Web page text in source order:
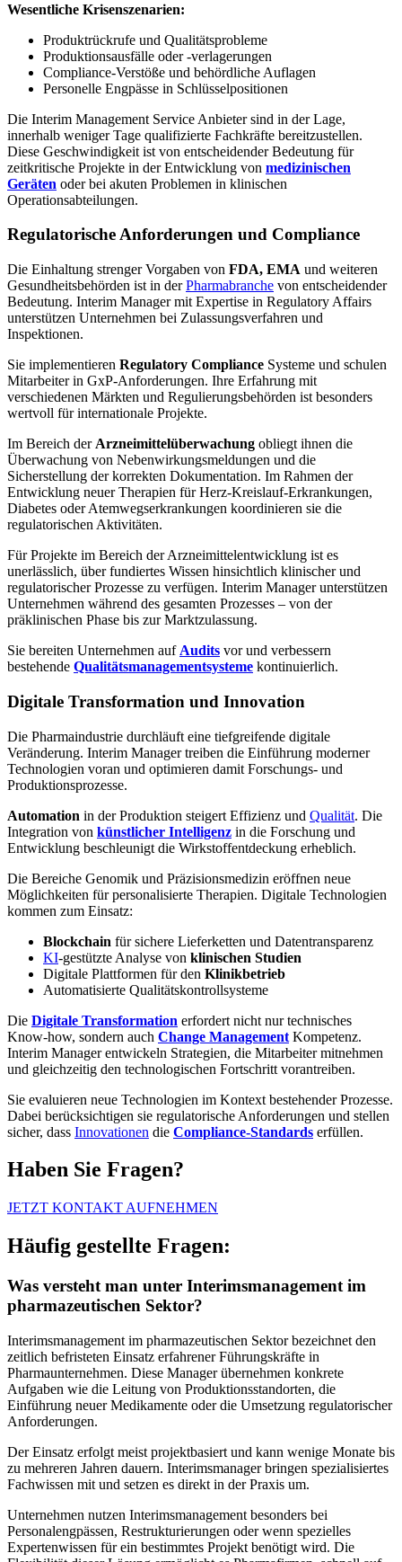
Wesentliche Krisenszenarien:
Produktrückrufe und Qualitätsprobleme
Produktionsausfälle oder -verlagerungen
Compliance-Verstöße und behördliche Auflagen
Personelle Engpässe in Schlüsselpositionen
Die Interim Management Service Anbieter sind in der Lage,
innerhalb weniger Tage qualifizierte Fachkräfte bereitzustellen.
Diese Geschwindigkeit ist von entscheidender Bedeutung für
zeitkritische Projekte in der Entwicklung von medizinischen
Geräten oder bei akuten Problemen in klinischen
Operationsabteilungen.
Regulatorische Anforderungen und Compliance
Die Einhaltung strenger Vorgaben von FDA, EMA und weiteren
Gesundheitsbehörden ist in derPharmabranche von entscheidender
Bedeutung. Interim Manager mit Expertise in Regulatory Affairs
unterstützen Unternehmen bei Zulassungsverfahren und
Inspektionen.
Sie implementieren Regulatory Compliance Systeme und schulen
Mitarbeiter in GxP-Anforderungen. Ihre Erfahrung mit
verschiedenen Märkten und Regulierungsbehörden ist besonders
wertvoll für internationale Projekte.
Im Bereich der Arzneimittelüberwachung obliegt ihnen die
Überwachung von Nebenwirkungsmeldungen und die
Sicherstellung der korrekten Dokumentation. Im Rahmen der
Entwicklung neuer Therapien für Herz-Kreislauf-Erkrankungen,
Diabetes oder Atemwegserkrankungen koordinieren sie die
regulatorischen Aktivitäten.
Für Projekte im Bereich der Arzneimittelentwicklung ist es
unerlässlich, über fundiertes Wissen hinsichtlich klinischer und
regulatorischer Prozesse zu verfügen. Interim Manager unterstützen
Unternehmen während des gesamten Prozesses – von der
präklinischen Phase bis zur Marktzulassung.
Sie bereiten Unternehmen auf Audits vor und verbessern
bestehende Qualitätsmanagementsysteme kontinuierlich.
Digitale Transformation und Innovation
Die Pharmaindustrie durchläuft eine tiefgreifende digitale
Veränderung. Interim Manager treiben die Einführung moderner
Technologien voran und optimieren damit Forschungs- und
Produktionsprozesse.
Automation in der Produktion steigert Effizienz und Qualität. Die
Integration von künstlicher Intelligenz in die Forschung und
Entwicklung beschleunigt die Wirkstoffentdeckung erheblich.
Die Bereiche Genomik und Präzisionsmedizin eröffnen neue
Möglichkeiten für personalisierte Therapien. Digitale Technologien
kommen zum Einsatz:
Blockchain für sichere Lieferketten und Datentransparenz
KI-gestützte Analyse von klinischen Studien
Digitale Plattformen für den Klinikbetrieb
Automatisierte Qualitätskontrollsysteme
Die Digitale Transformation erfordert nicht nur technisches
Know-how, sondern auch Change Management Kompetenz.
Interim Manager entwickeln Strategien, die Mitarbeiter mitnehmen
und gleichzeitig den technologischen Fortschritt vorantreiben.
Sie evaluieren neue Technologien im Kontext bestehender Prozesse.
Dabei berücksichtigen sie regulatorische Anforderungen und stellen
sicher, dass Innovationen die Compliance-Standards erfüllen.
Haben Sie Fragen?
JETZT KONTAKT AUFNEHMEN
Häufig gestellte Fragen:
Was versteht man unter Interimsmanagement im
pharmazeutischen Sektor?
Interimsmanagement im pharmazeutischen Sektor bezeichnet den
zeitlich befristeten Einsatz erfahrener Führungskräfte in
Pharmaunternehmen. Diese Manager übernehmen konkrete
Aufgaben wie die Leitung von Produktionsstandorten, die
Einführung neuer Medikamente oder die Umsetzung regulatorischer
Anforderungen.
Der Einsatz erfolgt meist projektbasiert und kann wenige Monate bis
zu mehreren Jahren dauern. Interimsmanager bringen spezialisiertes
Fachwissen mit und setzen es direkt in der Praxis um.
Unternehmen nutzen Interimsmanagement besonders bei
Personalengpässen, Restrukturierungen oder wenn spezielles
Expertenwissen für ein bestimmtes Projekt benötigt wird. Die